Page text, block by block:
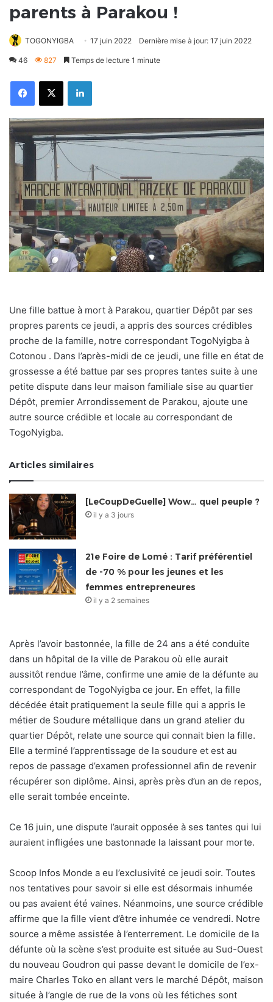
parents à Parakou !
TOGONYIGBA 17 juin 2022 Dernière mise à jour: 17 juin 2022
46 827 Temps de lecture 1 minute
FacebookX Linkedin
Une fille battue à mort à Parakou, quartier Dépôt par ses
propres parents ce jeudi, a appris des sources crédibles
proche de la famille, notre correspondant TogoNyigba à
Cotonou . Dans l’après-midi de ce jeudi, une fille en état de
grossesse a été battue par ses propres tantes suite à une
petite dispute dans leur maison familiale sise au quartier
Dépôt, premier Arrondissement de Parakou, ajoute une
autre source crédible et locale au correspondant de
TogoNyigba.
Articles similaires
[LeCoupDeGuelle] Wow… quel peuple ?
il y a 3 jours
21e Foire de Lomé : Tarif préférentiel
de -70 % pour les jeunes et les
femmes entrepreneures
il y a 2 semaines
Après l’avoir bastonnée, la fille de 24 ans a été conduite
dans un hôpital de la ville de Parakou où elle aurait
aussitôt rendue l’âme, confirme une amie de la défunte au
correspondant de TogoNyigba ce jour. En effet, la fille
décédée était pratiquement la seule fille qui a appris le
métier de Soudure métallique dans un grand atelier du
quartier Dépôt, relate une source qui connait bien la fille.
Elle a terminé l’apprentissage de la soudure et est au
repos de passage d’examen professionnel afin de revenir
récupérer son diplôme. Ainsi, après près d’un an de repos,
elle serait tombée enceinte.
Ce 16 juin, une dispute l’aurait opposée à ses tantes qui lui
auraient infligées une bastonnade la laissant pour morte.
Scoop Infos Monde a eu l’exclusivité ce jeudi soir. Toutes
nos tentatives pour savoir si elle est désormais inhumée
ou pas avaient été vaines. Néanmoins, une source crédible
affirme que la fille vient d’être inhumée ce vendredi. Notre
source a même assistée à l’enterrement. Le domicile de la
défunte où la scène s’est produite est située au Sud-Ouest
du nouveau Goudron qui passe devant le domicile de l’ex-
maire Charles Toko en allant vers le marché Dépôt, maison
située à l’angle de rue de la vons où les fétiches sont